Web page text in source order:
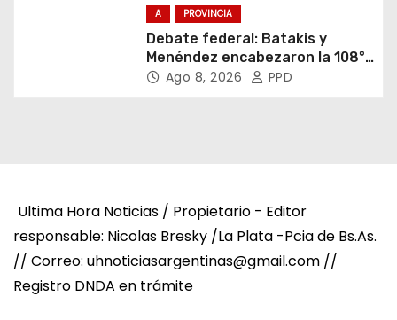
A PROVINCIA
Debate federal: Batakis y
Menéndez encabezaron la 108°
Asamblea del CNV
Ago 8, 2026 PPD
Ultima Hora Noticias / Propietario - Editor
responsable: Nicolas Bresky /La Plata -Pcia de Bs.As.
// Correo: uhnoticiasargentinas@gmail.com //
Registro DNDA en trámite